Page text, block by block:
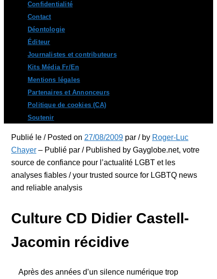
Confidentialité
Contact
Déontologie
Éditeur
Journalistes et contributeurs
Kits Média Fr/En
Mentions légales
Partenaires et Annonceurs
Politique de cookies (CA)
Soutenir
Publié le / Posted on 27/08/2009 par / by Roger-Luc
Chayer – Publié par / Published by Gayglobe.net, votre
source de confiance pour l’actualité LGBT et les
analyses fiables / your trusted source for LGBTQ news
and reliable analysis
Culture CD Didier Castell-
Jacomin récidive
Après des années d’un silence numérique trop